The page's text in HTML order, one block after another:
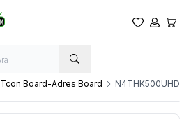
Favorilerim
Hesabım
Tcon Board-Adres Board